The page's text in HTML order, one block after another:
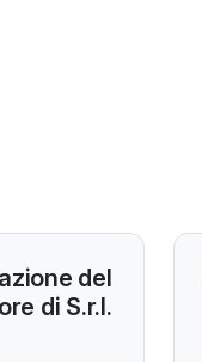
del
di S.r.l.